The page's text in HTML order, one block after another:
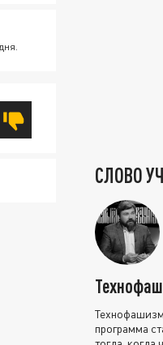
СЛОВО
программа